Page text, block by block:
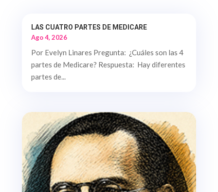
LAS CUATRO PARTES DE MEDICARE
Ago 4, 2026
Por Evelyn Linares Pregunta: ¿Cuáles son las 4
partes de Medicare? Respuesta: Hay diferentes
partes de...